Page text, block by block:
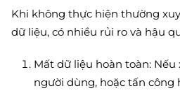
Khi không thực hiện thường
dữ liệu, có nhiều rủi ro và hậu
Mất dữ liệu hoàn toàn: Nếu
người dùng, hoặc tấn công